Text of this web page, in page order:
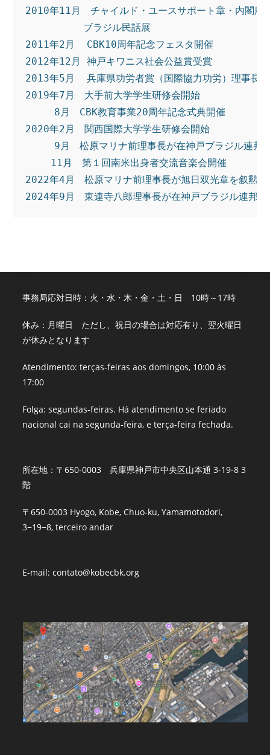
2010年11月　チャイルド・ユースサポート章・内閣府
ブラジル民話展
2011年2月  CBK10周年記念フェスタ開催
2012年12月 神戸キワニス社会公益賞受賞
2013年5月  兵庫県功労者賞（国際協力功労）理事長
2019年7月　大手前大学学生研修会開始
8月　CBK教育事業20周年記念式典開催
2020年2月　関西国際大学学生研修会開始
9月　松原マリナ前理事長が在神戸ブラジル連邦共
11月　第１回南米出身者交流音楽会開催
2022年4月　松原マリナ前理事長が旭日双光章を叙勲
2024年9月　東連寺八郎理事長が在神戸ブラジル
事務局応対日時：火・水・木・金・土・日 10時～17時
休み：月曜日 ただし、祝日の場合は対応有り、翌火曜日
が休みとなります
Atendimento: terças-feiras aos domingos, 10:00 às
17:00
Folga: segundas-feiras. Há atendimento se feriado
nacional cai na segunda-feira, e terça-feira fechada.
所在地：〒650-0003 兵庫県神戸市中央区山本通 3-19-8 3
階
〒650-0003 Hyogo, Kobe, Chuo-ku, Yamamotodori,
3−19−8, terceiro andar
E-mail: contato@kobecbk.org